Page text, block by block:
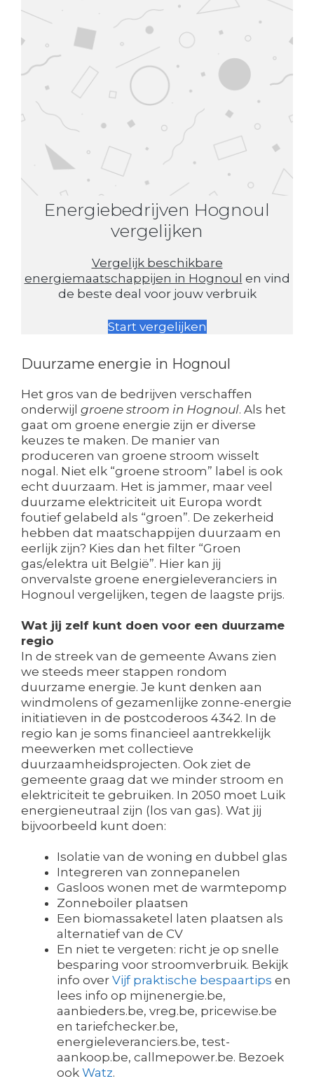
Energiebedrijven Hognoul
vergelijken
Vergelijk beschikbare
energiemaatschappijen in Hognoul en vind
de beste deal voor jouw verbruik
Start vergelijken
Duurzame energie in Hognoul
Het gros van de bedrijven verschaffen
onderwijl groene stroom in Hognoul. Als het
gaat om groene energie zijn er diverse
keuzes te maken. De manier van
produceren van groene stroom wisselt
nogal. Niet elk “groene stroom” label is ook
echt duurzaam. Het is jammer, maar veel
duurzame elektriciteit uit Europa wordt
foutief gelabeld als “groen”. De zekerheid
hebben dat maatschappijen duurzaam en
eerlijk zijn? Kies dan het filter “Groen
gas/elektra uit België”. Hier kan jij
onvervalste groene energieleveranciers in
Hognoul vergelijken, tegen de laagste prijs.
Wat jij zelf kunt doen voor een duurzame
regio
In de streek van de gemeente Awans zien
we steeds meer stappen rondom
duurzame energie. Je kunt denken aan
windmolens of gezamenlijke zonne-energie
initiatieven in de postcoderoos 4342. In de
regio kan je soms financieel aantrekkelijk
meewerken met collectieve
duurzaamheidsprojecten. Ook ziet de
gemeente graag dat we minder stroom en
elektriciteit te gebruiken. In 2050 moet Luik
energieneutraal zijn (los van gas). Wat jij
bijvoorbeeld kunt doen:
Isolatie van de woning en dubbel glas
Integreren van zonnepanelen
Gasloos wonen met de warmtepomp
Zonneboiler plaatsen
Een biomassaketel laten plaatsen als
alternatief van de CV
En niet te vergeten: richt je op snelle
besparing voor stroomverbruik. Bekijk
info over Vijf praktische bespaartips en
lees info op mijnenergie.be,
aanbieders.be, vreg.be, pricewise.be
en tariefchecker.be,
energieleveranciers.be, test-
aankoop.be, callmepower.be. Bezoek
ook Watz.